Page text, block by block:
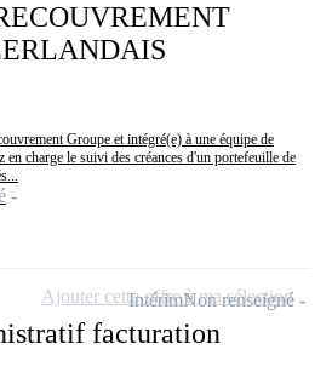
Groupe et intégré(e) à une équipe de
en charge le suivi des créances d'un portefeuille de
facturation
IntérimNon renseigné
Ajouter cette offre à ma sélection